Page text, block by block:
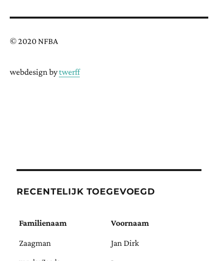
© 2020 NFBA
webdesign bytwerff
RECENTELIJK TOEGEVOEGD
Familienaam Voornaam
Zaagman Jan Dirk